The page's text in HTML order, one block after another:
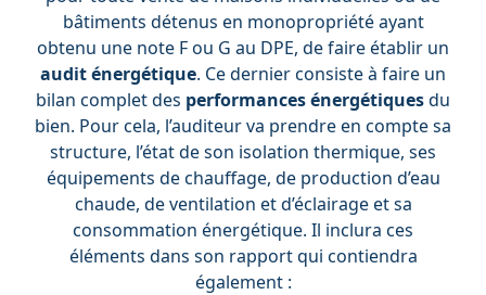
bâtiments détenus en monopropriété ayant
obtenu une note F ou G au DPE, de faire établir un
audit énergétique. Ce dernier consiste à faire un
bilan complet des performances énergétiquesdu
bien. Pour cela, l’auditeur va prendre en compte sa
structure, l’état de son isolation thermique, ses
équipements de chauffage, de production d’eau
chaude, de ventilation et d’éclairage et sa
consommation énergétique. Il inclura ces
éléments dans son rapport qui contiendra
également :